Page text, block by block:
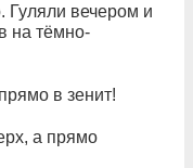
Гуляли вечером и
на тёмно-
в зенит!
а прямо